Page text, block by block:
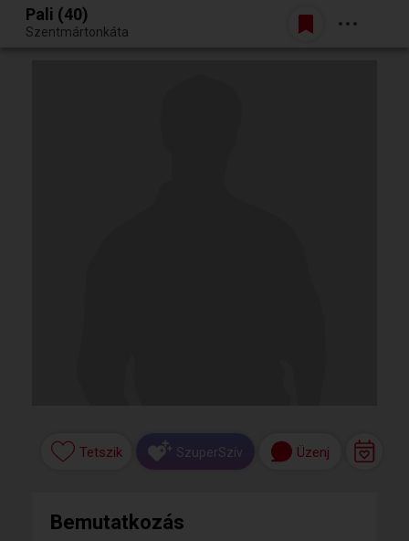
Egy jó randiból bármi lehet.
Belépés
Pali (40)
Szentmártonkáta
Tetszik SzuperSzív Üzenj
Bemutatkozás